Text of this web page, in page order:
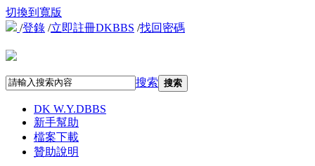
切換到寬版
/登錄 /立即註冊DKBBS /找回密碼
搜索 搜索
DK W.Y.DBBS
新手幫助
檔案下載
贊助說明